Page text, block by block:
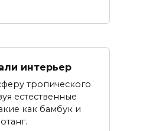
интерьер
тропического
естественные
как бамбук и